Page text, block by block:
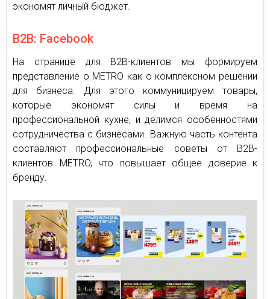
экономят личный бюджет.
B2B: Facebook
На странице для B2B-клиентов мы формируем
представление о METRO как о комплексном решении
для бизнеса. Для этого коммуницируем товары,
которые экономят силы и время на
профессиональной кухне, и делимся особенностями
сотрудничества с бизнесами. Важную часть контента
составляют профессиональные советы от B2B-
клиентов METRO, что повышает общее доверие к
бренду.